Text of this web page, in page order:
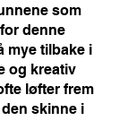
som
denne
mye tilbake i
og kreativ
løfter frem
skinne i